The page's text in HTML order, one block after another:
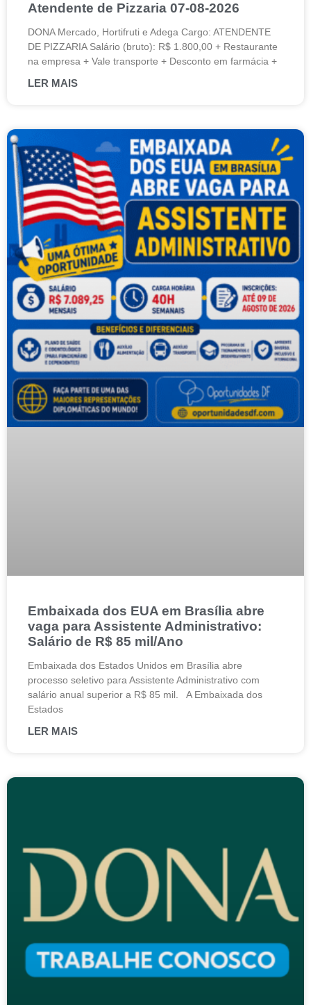
Atendente de Pizzaria 07-08-2026
DONA Mercado, Hortifruti e Adega Cargo: ATENDENTE
DE PIZZARIA Salário (bruto): R$ 1.800,00 + Restaurante
na empresa + Vale transporte + Desconto em farmácia +
LER MAIS
Embaixada dos EUA em Brasília abre
vaga para Assistente Administrativo:
Salário de R$ 85 mil/Ano
Embaixada dos Estados Unidos em Brasília abre
processo seletivo para Assistente Administrativo com
salário anual superior a R$ 85 mil. A Embaixada dos
Estados
LER MAIS